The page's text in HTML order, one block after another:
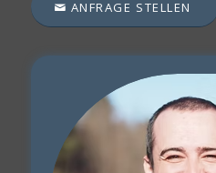
ANFRAGE STELLEN